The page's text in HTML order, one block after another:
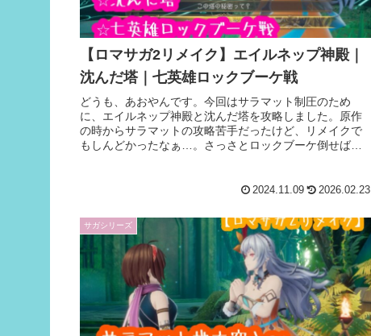
【ロマサガ2リメイク】エイルネップ神殿｜
沈んだ塔｜七英雄ロックブーケ戦
どうも、あおやんです。今回はサラマット制圧のため
に、エイルネップ神殿と沈んだ塔を攻略しました。原作
の時からサラマットの攻略苦手だったけど、リメイクで
もしんどかったなぁ…。さっさとロックブーケ倒せば終
2024.11.09 2026.02.23
サガシリーズ